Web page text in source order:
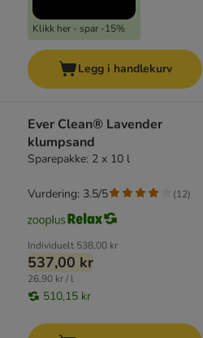
Klikk her - spar -15%
Legg i handlekurv
Ever Clean® Lavender
klumpsand
Sparepakke: 2 x 10 l
Individuelt 538,00 kr
537,00 kr
26,90 kr / l
510,15 kr
Vurdering: 3.5/5 (12)